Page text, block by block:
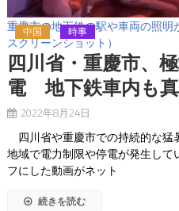
重慶市の地下鉄の駅や車両の照
スクリーンショット）
中国 時事
四川省・重慶市、
電 地下鉄車内も
2022年8月24日
四川省や重慶市での持続的な猛
地域で電力制限や停電が発生し
フにした動画がネット
続きを読む